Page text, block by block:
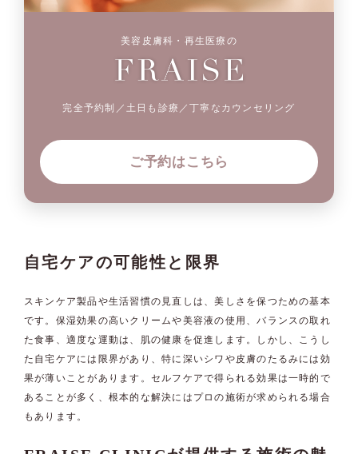
美容皮膚科・再生医療の
完全予約制／土日も診療／丁寧なカウンセリング
ご予約はこちら
自宅ケアの可能性と限界
スキンケア製品や生活習慣の見直しは、美しさを保つための基本
です。保湿効果の高いクリームや美容液の使用、バランスの取れ
た食事、適度な運動は、肌の健康を促進します。しかし、こうし
た自宅ケアには限界があり、特に深いシワや皮膚のたるみには効
果が薄いことがあります。セルフケアで得られる効果は一時的で
あることが多く、根本的な解決にはプロの施術が求められる場合
もあります。